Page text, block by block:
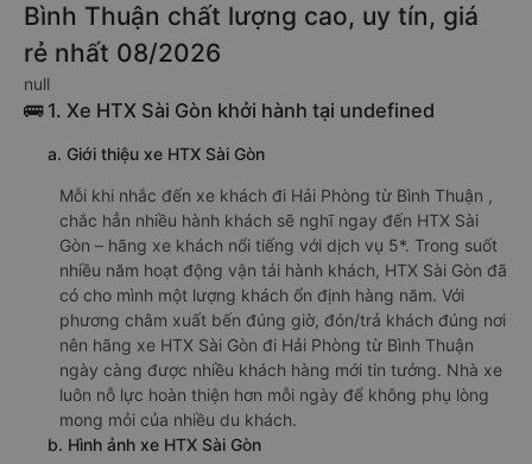
Bình Thuận chất lượng cao, uy tín, giá
rẻ nhất 08/2026
null
🚌 1. Xe HTX Sài Gòn khởi hành tại undefined
a. Giới thiệu xe HTX Sài Gòn
Mỗi khi nhắc đến xe khách đi Hải Phòng từ Bình Thuận ,
chắc hẳn nhiều hành khách sẽ nghĩ ngay đến HTX Sài
Gòn – hãng xe khách nổi tiếng với dịch vụ 5*. Trong suốt
nhiều năm hoạt động vận tải hành khách, HTX Sài Gòn đã
có cho mình một lượng khách ổn định hàng năm. Với
phương châm xuất bến đúng giờ, đón/trả khách đúng nơi
nên hãng xe HTX Sài Gòn đi Hải Phòng từ Bình Thuận
ngày càng được nhiều khách hàng mới tin tưởng. Nhà xe
luôn nỗ lực hoàn thiện hơn mỗi ngày để không phụ lòng
mong mỏi của nhiều du khách.
b. Hình ảnh xe HTX Sài Gòn